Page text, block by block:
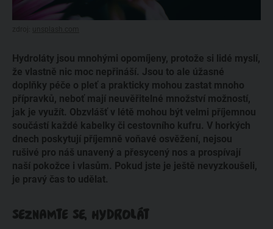
Hydroláty jsou mnohými opomíjeny, protože si lidé myslí,
že vlastně nic moc nepřináší. Jsou to ale úžasné
doplňky péče o pleť a prakticky mohou zastat mnoho
přípravků, neboť mají neuvěřitelné množství možností,
jak je využít. Obzvlášť v létě mohou být velmi příjemnou
součástí každé kabelky či cestovního kufru. V horkých
dnech poskytují příjemně voňavé osvěžení, nejsou
rušivé pro náš unavený a přesycený nos a prospívají
naší pokožce i vlasům. Pokud jste je ještě nevyzkoušeli,
je pravý čas to udělat.
SEZNAMTE SE, HYDROLÁT